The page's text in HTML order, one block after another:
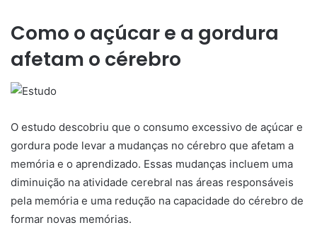
Como o açúcar e a gordura
afetam o cérebro
O estudo descobriu que o consumo excessivo de açúcar e
gordura pode levar a mudanças no cérebro que afetam a
memória e o aprendizado. Essas mudanças incluem uma
diminuição na atividade cerebral nas áreas responsáveis
pela memória e uma redução na capacidade do cérebro de
formar novas memórias.